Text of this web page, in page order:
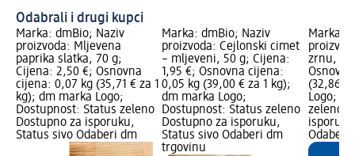
Odabrali i drugi kupci
Marka: dmBio; Naziv
proizvoda: Mljevena
paprika slatka, 70 g;
Cijena: 2,50 €; Osnovna
cijena: 0,07 kg (35,71 € za 1
kg); dm marka Logo;
Dostupnost: Status zeleno
Dostupno za isporuku,
Status sivo Odaberi dm
Marka: dmBio; Naziv
proizvoda: Cejlonski cimet
– mljeveni, 50 g; Cijena:
1,95 €; Osnovna cijena:
0,05 kg (39,00 € za 1 kg);
dm marka Logo;
Dostupnost: Status zeleno
Dostupno za isporuku,
Status sivo Odaberi dm
trgovinu
Marka:
zrnu, 70
(32,86 €
Logo;
zeleno
Odaberi